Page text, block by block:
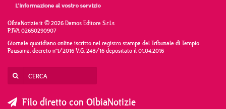
OlbiaNotizie.it © 2026 Damos Editore S.r.l.s
P.IVA 02650290907
Giornale quotidiano online iscritto nel registro stampa del Tribunale di Tempio
Pausania, decreto n°1/2016 V.G. 248/16 depositato il 01.04.2016
Filo diretto con OlbiaNotizie